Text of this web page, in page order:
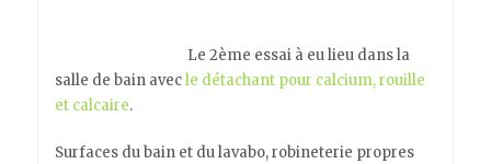
Le 2ème essai à eu lieu dans la
salle de bain avecle détachant pour calcium, rouille
et calcaire.
Surfaces du bain et du lavabo, robineterie propres